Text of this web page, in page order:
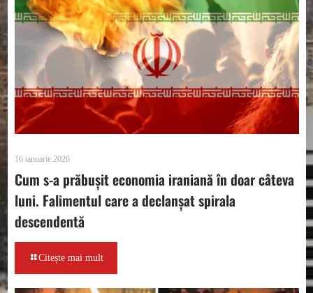
16 ianuarie 2026
Cum s-a prăbușit economia iraniană în doar câteva
luni. Falimentul care a declanșat spirala
descendentă
Citește mai mult